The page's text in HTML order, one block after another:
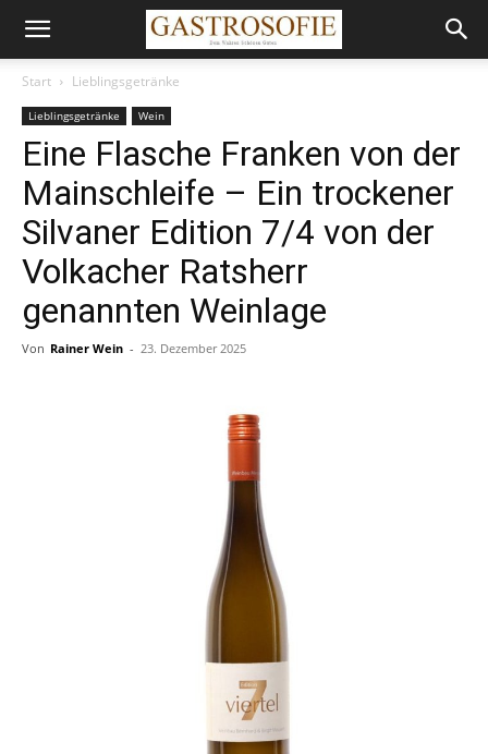
Start Lieblingsgetränke
Lieblingsgetränke Wein
Eine Flasche Franken von der
Mainschleife – Ein trockener
Silvaner Edition 7/4 von der
Volkacher Ratsherr
genannten Weinlage
Von Rainer Wein - 23. Dezember 2025